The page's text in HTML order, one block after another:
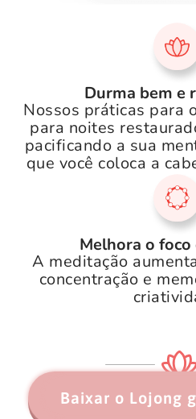
Durma bem e
Nossos práticas para
para noites
pacificando a sua
que você coloca a
Melhora o foco
A meditação
concentração e
Baixar o Lojong